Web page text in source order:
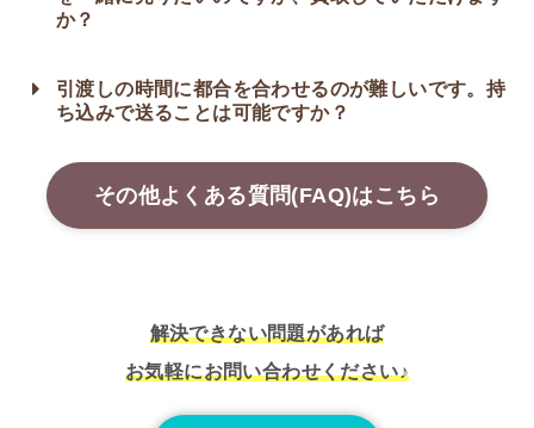
か？
引渡しの時間に都合を合わせるのが難しいです。持
ち込みで送ることは可能ですか？
その他よくある質問(FAQ)はこちら
解決できない問題があれば
お気軽にお問い合わせください♪